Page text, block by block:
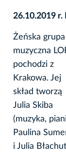
26.10.2019 r.
Żeńska grupa
muzyczna
pochodzi z
Krakowa. Jej
skład tworzą
Julia Skiba
(muzyka,
Paulina
i Julia